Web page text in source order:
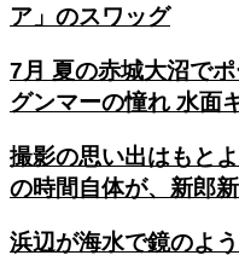
ア」のスワッグ
7月 夏の赤城大沼で
グンマーの憧れ 水面
撮影の思い出はもと
の時間自体が、新郎
浜辺が海水で鏡のよ